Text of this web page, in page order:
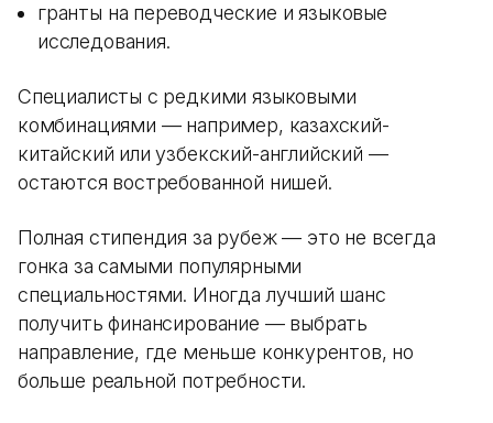
гранты на переводческие и языковые
исследования.
Специалисты с редкими языковыми
комбинациями — например, казахский-
китайский или узбекский-английский —
остаются востребованной нишей.
Полная стипендия за рубеж — это не всегда
гонка за самыми популярными
специальностями. Иногда лучший шанс
получить финансирование — выбрать
направление, где меньше конкурентов, но
больше реальной потребности.